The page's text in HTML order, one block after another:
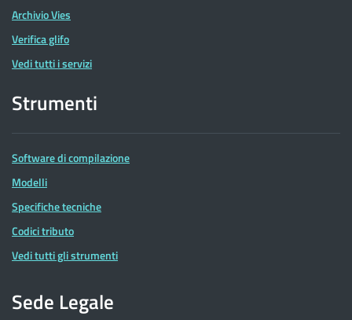
Archivio Vies
Verifica glifo
Vedi tutti i servizi
Strumenti
Software di compilazione
Modelli
Specifiche tecniche
Codici tributo
Vedi tutti gli strumenti
Sede Legale